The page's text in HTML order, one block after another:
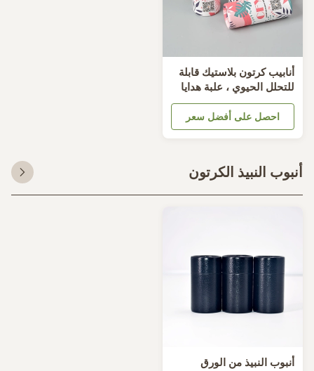
كرتون بلاستيك قابلة
الحيوي ، علبة هدايا
من الورق المقوى مقاس 21
احصل على أفضل سعر
النبيذ الكرتون
النبيذ من الورق